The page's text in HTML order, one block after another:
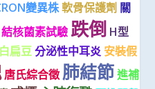
變異株軟骨保護劑 關
結核菌素試驗 跌倒 H型
白扁豆 分泌性中耳炎 安裝假
唐氏綜合徵 肺結節 進補